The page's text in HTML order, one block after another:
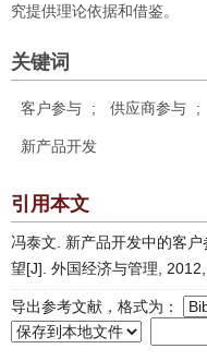
究提供理论依据和借鉴。
关键词
客户参与 ; 供应商参与 ;
新产品开发
引用本文
冯泰文. 新产品开发中的客
望[J]. 外国经济与管理,
导出参考文献，格式为：